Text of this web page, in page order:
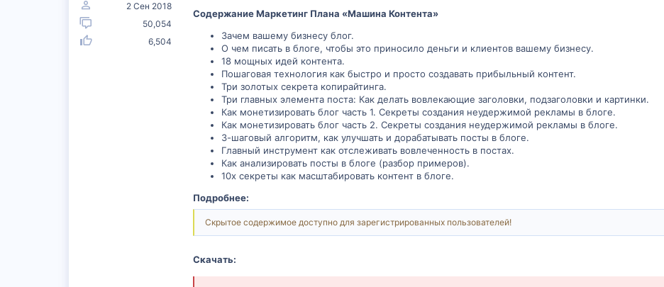
2 Сен 2018
50,054
6,504
Содержание Маркетинг Плана «Машина Контента»
Зачем вашему бизнесу блог.
О чем писать в блоге, чтобы это приносило деньги и клиентов вашему бизнесу.
18 мощных идей контента.
Пошаговая технология как быстро и просто создавать прибыльный контент.
Три золотых секрета копирайтинга.
Три главных элемента поста: Как делать вовлекающие заголовки, подзаголовки и картинки.
Как монетизировать блог часть 1. Секреты создания неудержимой рекламы в блоге.
Как монетизировать блог часть 2. Секреты создания неудержимой рекламы в блоге.
3-шаговый алгоритм, как улучшать и дорабатывать посты в блоге.
Главный инструмент как отслеживать вовлеченность в постах.
Как анализировать посты в блоге (разбор примеров).
10х секреты как масштабировать контент в блоге.
Подробнее:
Скрытое содержимое доступно для зарегистрированных пользователей!
Скачать: